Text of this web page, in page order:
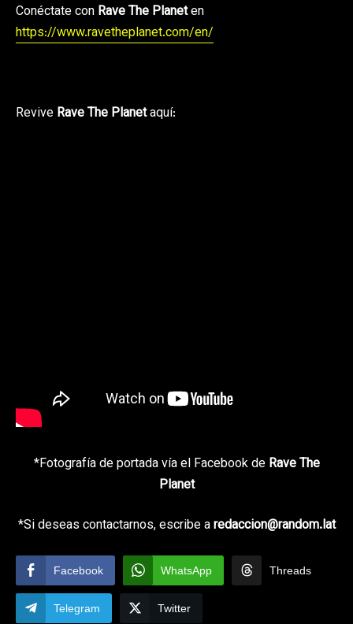
Conéctate con Rave The Planeten
https://www.ravetheplanet.com/en/
Revive Rave The Planetaquí:
*Fotografía de portada vía el Facebook de Rave The
Planet
*Si deseas contactarnos, escribe aredaccion@random.lat
Facebook WhatsApp Threads
Telegram Twitter